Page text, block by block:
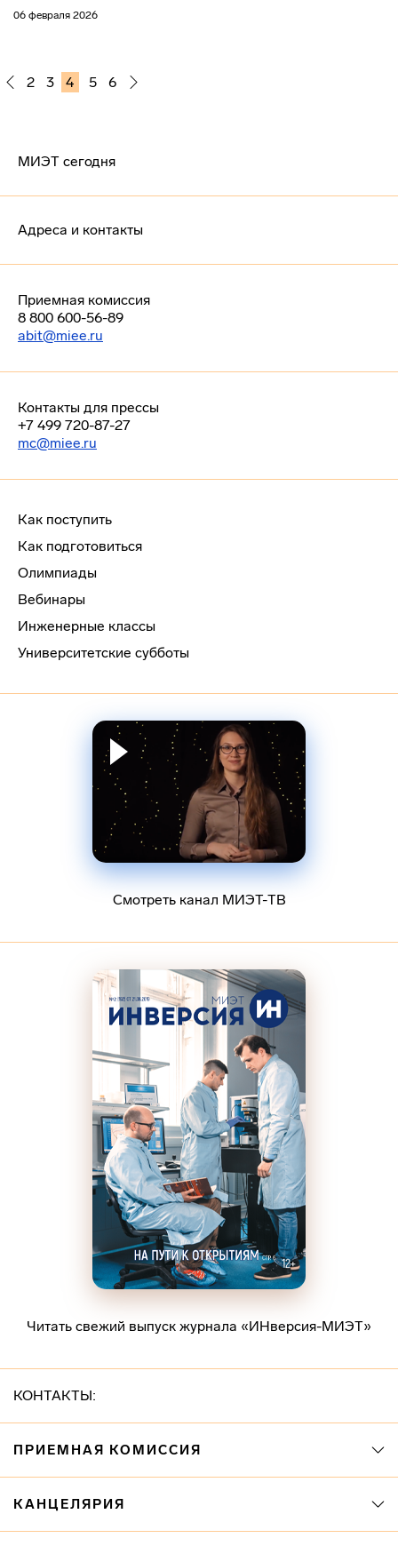
06 февраля 2026
2 3 4 5 6
МИЭТ сегодня
Адреса и контакты
Приемная комиссия
8 800 600-56-89
abit@miee.ru
Контакты для прессы
+7 499 720-87-27
mc@miee.ru
Как поступить
Как подготовиться
Олимпиады
Вебинары
Инженерные классы
Университетские субботы
Смотреть канал МИЭТ-ТВ
Читать свежий выпуск журнала «ИНверсия-МИЭТ»
КОНТАКТЫ:
ПРИЕМНАЯ КОМИССИЯ
КАНЦЕЛЯРИЯ